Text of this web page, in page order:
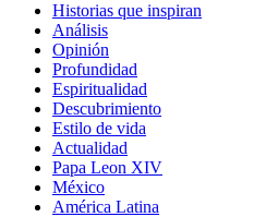
Historias que inspiran
Análisis
Opinión
Profundidad
Espiritualidad
Descubrimiento
Estilo de vida
Actualidad
Papa Leon XIV
México
América Latina